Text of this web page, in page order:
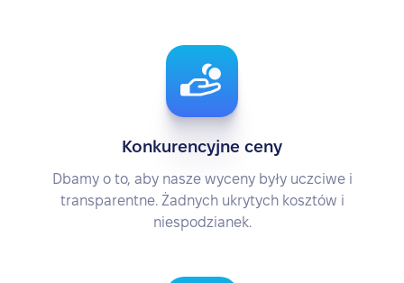
Konkurencyjne ceny
Dbamy o to, aby nasze wyceny były uczciwe i
transparentne. Żadnych ukrytych kosztów i
niespodzianek.